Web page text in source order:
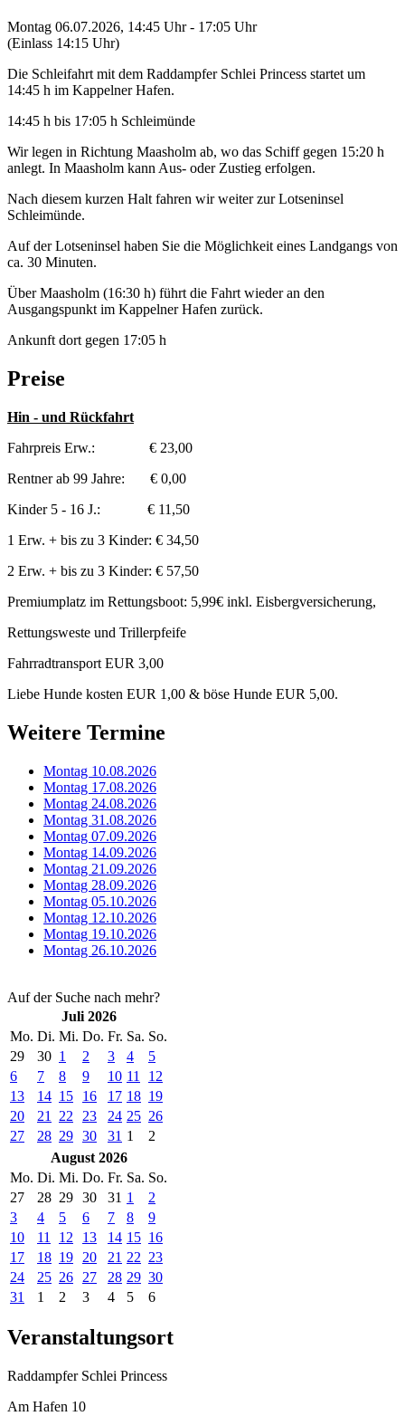
Montag 06.07.2026, 14:45 Uhr - 17:05 Uhr
(Einlass 14:15 Uhr)
Die Schleifahrt mit dem Raddampfer Schlei Princess startet um
14:45 h im Kappelner Hafen.
14:45 h bis 17:05 h Schleimünde
Wir legen in Richtung Maasholm ab, wo das Schiff gegen 15:20 h
anlegt. In Maasholm kann Aus- oder Zustieg erfolgen.
Nach diesem kurzen Halt fahren wir weiter zur Lotseninsel
Schleimünde.
Auf der Lotseninsel haben Sie die Möglichkeit eines Landgangs von
ca. 30 Minuten.
Über Maasholm (16:30 h) führt die Fahrt wieder an den
Ausgangspunkt im Kappelner Hafen zurück.
Ankunft dort gegen 17:05 h
Preise
Hin - und Rückfahrt
Fahrpreis Erw.: € 23,00
Rentner ab 99 Jahre: € 0,00
Kinder 5 - 16 J.: € 11,50
1 Erw. + bis zu 3 Kinder: € 34,50
2 Erw. + bis zu 3 Kinder: € 57,50
Premiumplatz im Rettungsboot: 5,99€ inkl. Eisbergversicherung,
Rettungsweste und Trillerpfeife
Fahrradtransport EUR 3,00
Liebe Hunde kosten EUR 1,00 & böse Hunde EUR 5,00.
Weitere Termine
Montag 10.08.2026
Montag 17.08.2026
Montag 24.08.2026
Montag 31.08.2026
Montag 07.09.2026
Montag 14.09.2026
Montag 21.09.2026
Montag 28.09.2026
Montag 05.10.2026
Montag 12.10.2026
Montag 19.10.2026
Montag 26.10.2026
Auf der Suche nach mehr?
Juli 2026
Mo. Di. Mi. Do. Fr. Sa. So.
29
30 1 2 3 4
5
6
7 8 9 10 11
12
13
14 15 16 17 18 19
20
21 22 23 24 25 26
27
28 29 30 31 1
2
August 2026
Mo. Di. Mi. Do. Fr. Sa. So.
27
28 29 30 31 1
2
3
4 5 6 7 8
9
10
11 12 13 14 15 16
17
18 19 20 21 22 23
24
25 26 27 28 29 30
31
1 2 3 4 5 6
Veranstaltungsort
Raddampfer Schlei Princess
Am Hafen 10